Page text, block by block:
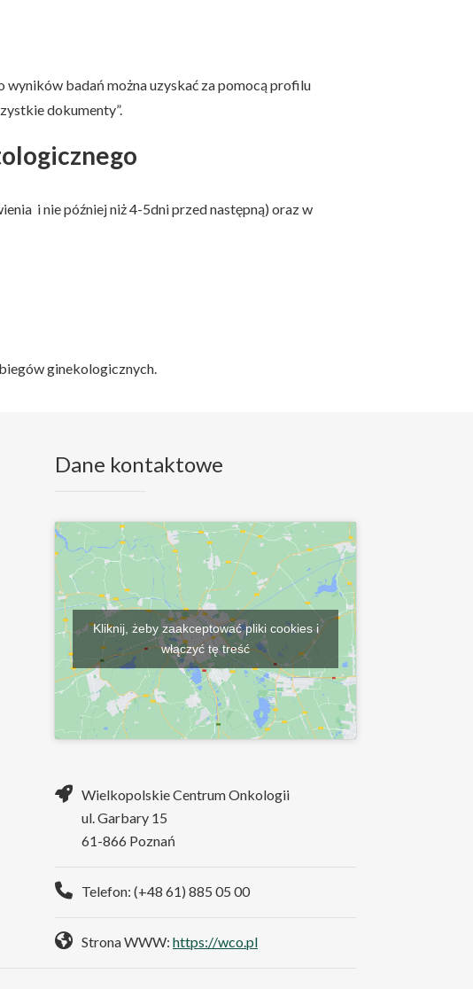
badań można uzyskać za pomocą profilu
dokumenty”.
i nie później niż 4-5dni przed następną) oraz w
ginekologicznych.
Dane kontaktowe
Kliknij, żeby zaakceptować pliki cookies i
włączyć tę treść
Wielkopolskie Centrum Onkologii
ul. Garbary 15
61-866 Poznań
Telefon: (+48 61) 885 05 00
Strona WWW: https://wco.pl